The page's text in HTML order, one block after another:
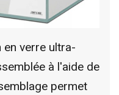
en verre ultra-
à l'aide de
permet